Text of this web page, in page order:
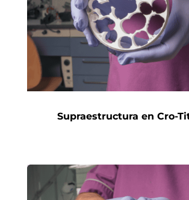
Supraestructura en Cro-